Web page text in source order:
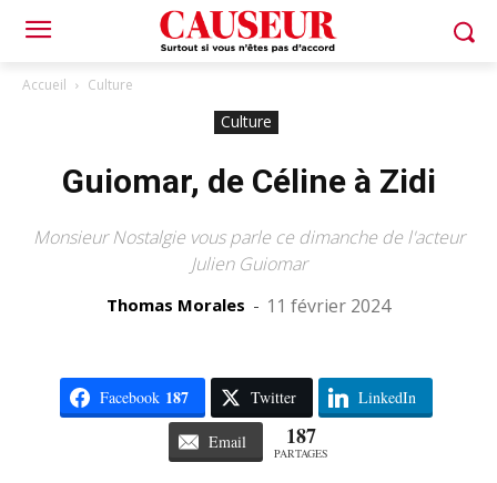
Accueil Culture
Culture
Guiomar, de Céline à Zidi
Monsieur Nostalgie vous parle ce dimanche de l'acteur
Julien Guiomar
Thomas Morales - 11 février 2024
Facebook 187 Twitter LinkedIn
Email 187
PARTAGES